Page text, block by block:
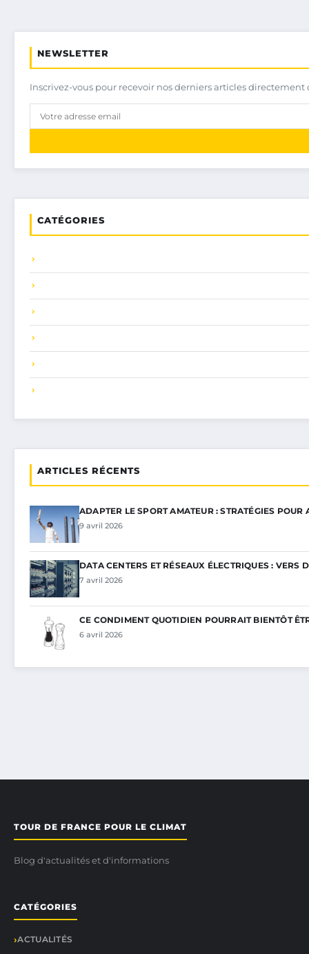
NEWSLETTER
Inscrivez-vous pour recevoir nos derniers articles
CATÉGORIES
ARTICLES RÉCENTS
ADAPTER LE SPORT AMATEUR : STRATÉGIES POUR
9 avril 2026
DATA CENTERS ET RÉSEAUX ÉLECTRIQUES : VERS
7 avril 2026
CE CONDIMENT QUOTIDIEN POURRAIT BIENTÔT
6 avril 2026
TOUR DE FRANCE POUR LE CLIMAT
Blog d'actualités et d'informations
CATÉGORIES
ACTUALITÉS